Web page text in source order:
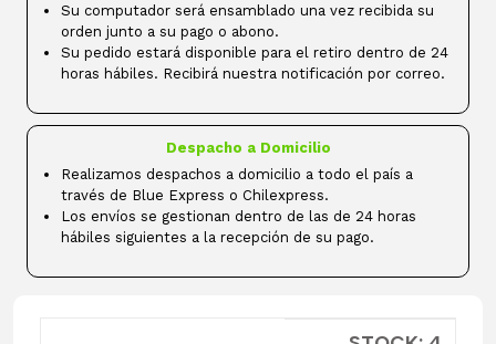
Su computador será ensamblado una vez recibida su
orden junto a su pago o abono.
Su pedido estará disponible para el retiro dentro de 24
horas hábiles. Recibirá nuestra notificación por correo.
Despacho a Domicilio
Realizamos despachos a domicilio a todo el país a
través de Blue Express o Chilexpress.
Los envíos se gestionan dentro de las de 24 horas
hábiles siguientes a la recepción de su pago.